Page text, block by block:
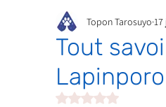
Comportement &
histoires Mammifères
Tout
Topon Tarosuyo 17
Noté NaN étoiles sur